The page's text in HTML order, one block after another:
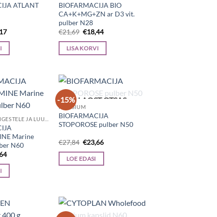
ATLANT
Current
BIOFARMACIJA BIO
CA+K+MG+ZN ar D3 vit.
pulber N28
€21,69 Algne
oli:
€21,69.
€18,44Current
LISA KORVI
Marine
N60
Current
is:
-15% LAOST OTSAS
KALTSIUM
BIOFARMACIJA
STOPOROSE pulber N50
€27,84 Algne
hind
oli:
€27,84.
€23,66Current
LOE EDASI